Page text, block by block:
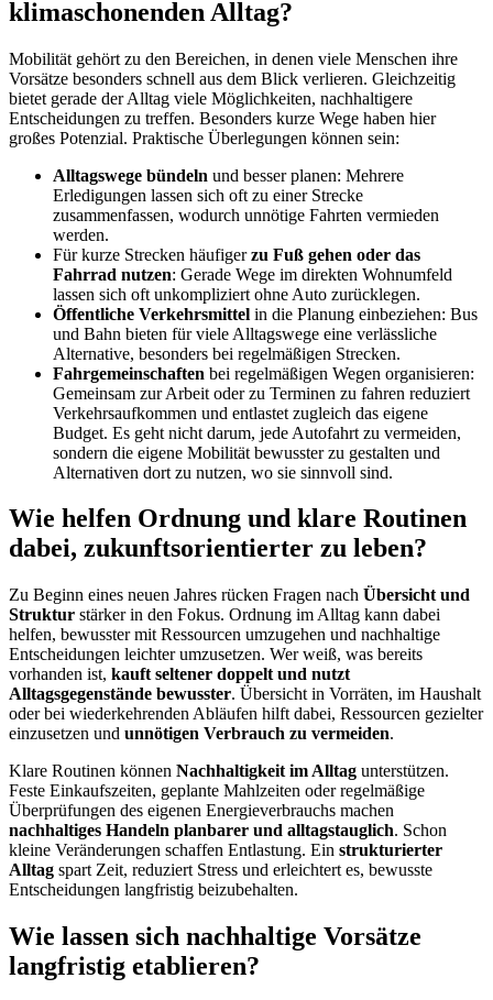
klimaschonenden Alltag?
Mobilität gehört zu den Bereichen, in denen viele Menschen ihre
Vorsätze besonders schnell aus dem Blick verlieren. Gleichzeitig
bietet gerade der Alltag viele Möglichkeiten, nachhaltigere
Entscheidungen zu treffen. Besonders kurze Wege haben hier
großes Potenzial. Praktische Überlegungen können sein:
Alltagswege bündeln und besser planen: Mehrere
Erledigungen lassen sich oft zu einer Strecke
zusammenfassen, wodurch unnötige Fahrten vermieden
werden.
Für kurze Strecken häufigerzu Fuß gehen oder das
Fahrrad nutzen: Gerade Wege im direkten Wohnumfeld
lassen sich oft unkompliziert ohne Auto zurücklegen.
Öffentliche Verkehrsmittel in die Planung einbeziehen: Bus
und Bahn bieten für viele Alltagswege eine verlässliche
Alternative, besonders bei regelmäßigen Strecken.
Fahrgemeinschaften bei regelmäßigen Wegen organisieren:
Gemeinsam zur Arbeit oder zu Terminen zu fahren reduziert
Verkehrsaufkommen und entlastet zugleich das eigene
Budget. Es geht nicht darum, jede Autofahrt zu vermeiden,
sondern die eigene Mobilität bewusster zu gestalten und
Alternativen dort zu nutzen, wo sie sinnvoll sind.
Wie helfen Ordnung und klare Routinen
dabei, zukunftsorientierter zu leben?
Zu Beginn eines neuen Jahres rücken Fragen nach Übersicht und
Struktur stärker in den Fokus. Ordnung im Alltag kann dabei
helfen, bewusster mit Ressourcen umzugehen und nachhaltige
Entscheidungen leichter umzusetzen. Wer weiß, was bereits
vorhanden ist, kauft seltener doppelt und nutzt
Alltagsgegenstände bewusster. Übersicht in Vorräten, im Haushalt
oder bei wiederkehrenden Abläufen hilft dabei, Ressourcen gezielter
einzusetzen und unnötigen Verbrauch zu vermeiden.
Klare Routinen können Nachhaltigkeit im Alltag unterstützen.
Feste Einkaufszeiten, geplante Mahlzeiten oder regelmäßige
Überprüfungen des eigenen Energieverbrauchs machen
nachhaltiges Handeln planbarer und alltagstauglich. Schon
kleine Veränderungen schaffen Entlastung. Ein strukturierter
Alltag spart Zeit, reduziert Stress und erleichtert es, bewusste
Entscheidungen langfristig beizubehalten.
Wie lassen sich nachhaltige Vorsätze
langfristig etablieren?